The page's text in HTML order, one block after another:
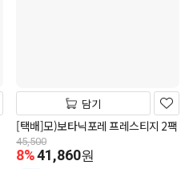
담기
[택배]모)보타닉포레 프레스티지 2팩
45,500
8%41,860원